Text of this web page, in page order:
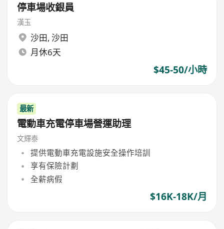
停車場收銀員
漢玉
沙田, 沙田
月休6天
$45-50/小時
最新
電動車充電停車場營運助理
文輝泰
提供電動車充電設施安全操作培訓
享有保險計劃
全薪病假
$16K-18K/月